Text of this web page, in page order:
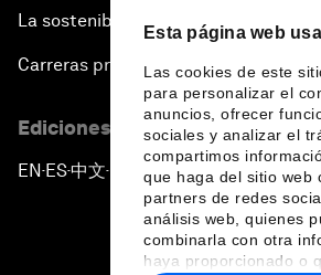
Esta página web
Las cookies de este
para personalizar el
anuncios, ofrecer
sociales y analizar el
compartimos
que haga del sitio web
partners de redes
análisis web, quienes
combinarla con otra
haya proporcionado o
La sostenibilidad en el Foro
Carreras profesionales
Ediciones en otros idiomas
EN ▪ ES▪中文▪ 日本語